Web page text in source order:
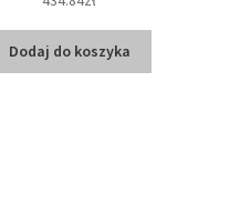
Dodaj do koszyka